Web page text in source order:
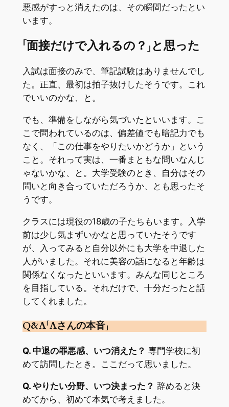
悪感がすっと消えたのは、その瞬間だったとい
います。
「面接だけで入れるの？」と思った
入試は面接のみで、筆記試験はありませんでし
た。正直、最初は拍子抜けしたそうです。これ
でいいのかな、と。
でも、準備をしながら気づいたといいます。こ
こで問われているのは、偏差値でも暗記力でも
なく、「この仕事をやりたいかどうか」という
こと。それって実は、一番まともな問いなんじ
ゃないかな、と。大学受験のとき、自分はその
問いと向き合っていただろうか、とも思ったそ
うです。
クラスには現役の18歳の子たちもいます。入学
前は少し気まずいかなと思っていたそうです
が、入ってみると自分以外にも大学を中退した
人がいました。それに美容の話になると年齢は
関係なくなったといいます。みんな同じところ
を目指している。それだけで、十分だったと話
してくれました。
Q&A「Aさんの本音」
Q. 中退の罪悪感、いつ消えた？ 専門学校に初
めて訪問したとき。ここだって思いました。
Q. やりたい分野、いつ決まった？ 辞めると決
めてから、初めて本気で考えました。